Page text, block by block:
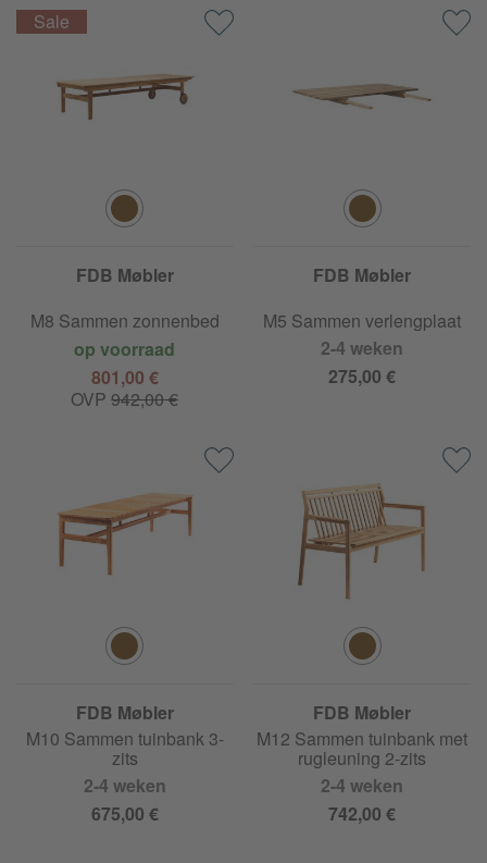
FDB Møbler
M8 Sammen zonnenbed
op voorraad
801,00 €
OVP942,00 €
FDB Møbler
M5 Sammen verlengplaat
2-4 weken
275,00 €
FDB Møbler
M10 Sammen tuinbank 3-
zits
2-4 weken
675,00 €
FDB Møbler
M12 Sammen tuinbank met
rugleuning 2-zits
2-4 weken
742,00 €